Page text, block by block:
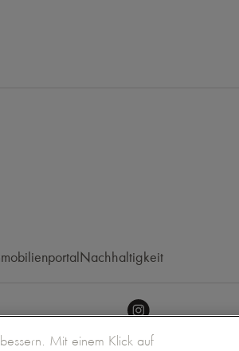
Nachhaltigkeit
Mit einem Klick auf